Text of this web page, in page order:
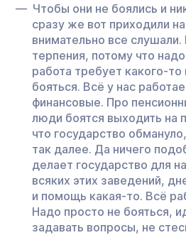
Чтобы они не боялись и
сразу же вот приходили
внимательно все слушали.
терпения, потому что
работа требует какого-
бояться. Всё у нас
финансовые. Про
люди боятся выходить на
что государство
так далее. Да ничего
делает государство для
всяких этих заведений,
и помощь какая-то. Всё
Надо просто не бояться,
задавать вопросы, не